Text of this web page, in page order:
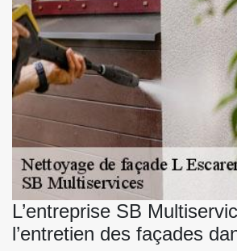
L’entreprise SB
l’entretien des façades